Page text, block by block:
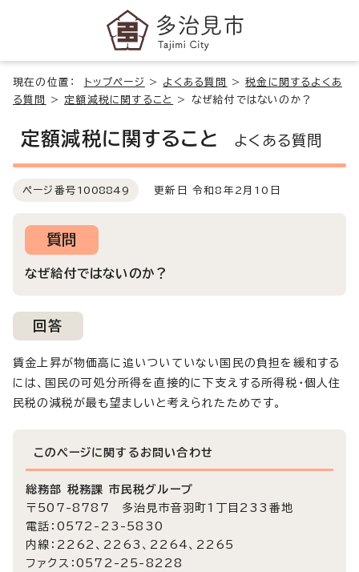
現在の位置： トップページ > よくある質問 >税金に関するよくあ
る質問
> 定額減税に関すること > なぜ給付ではないのか？
定額減税に関すること よくある質問
ページ番号 1008849 更新日 令和8年2月10日
質問
なぜ給付ではないのか？
回答
賃金上昇が物価高に追いついていない国民の負担を緩和する
には、国民の可処分所得を直接的に下支えする所得税・個人住
民税の減税が最も望ましいと考えられたためです。
このページに関する お問い合わせ
総務部 税務課 市民税グループ
〒507-8787 多治見市音羽町1丁目233番地
電話：0572-23-5830
内線：2262、2263、2264、2265
ファクス：0572-25-8228